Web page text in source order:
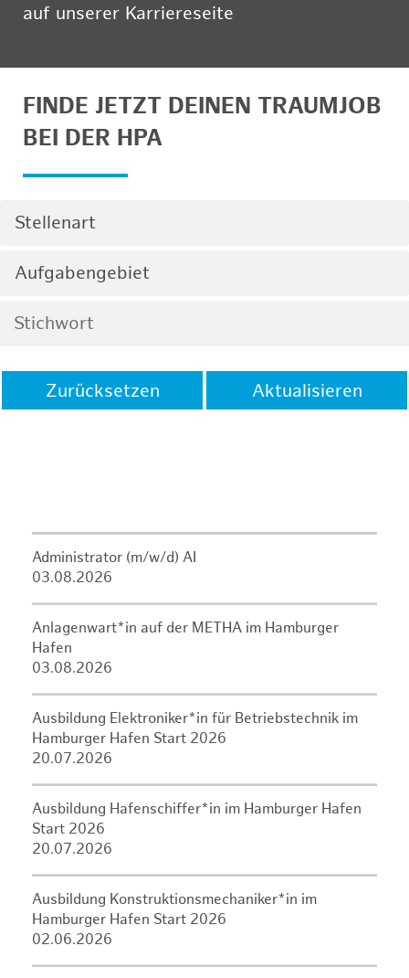
auf unserer Karriereseite
FINDE JETZT DEINEN TRAUMJOB
BEI DER HPA
Stellenart
Aufgabengebiet
Zurücksetzen Aktualisieren
Administrator (m/w/d) AI
03.08.2026
Anlagenwart*in auf der METHA im Hamburger
Hafen
03.08.2026
Ausbildung Elektroniker*in für Betriebstechnik im
Hamburger Hafen Start 2026
20.07.2026
Ausbildung Hafenschiffer*in im Hamburger Hafen
Start 2026
20.07.2026
Ausbildung Konstruktionsmechaniker*in im
Hamburger Hafen Start 2026
02.06.2026